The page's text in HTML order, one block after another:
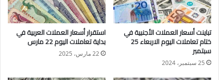
بنك مصر
سجل سعر الريال السعودي في بنك مصر 13.20جنيه للشراء.
سجل سعر الريال السعودي في بنك مصر 13.27جنيه للبيع.
البنك التجاري الدولي– مصر
سجل سعر الريال السعودي في البنك التجاري الدولي مصر
تباينت أسعار العملات الأجنبية في
ختام تعاملات اليوم الاربعاء 25
سبتمبر
25 سبتمبر، 2024
استقرار أسعار العملات العربية في
بداية تعاملات اليوم 22 مارس
22 مارس، 2025